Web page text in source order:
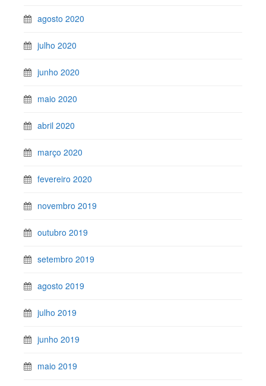
agosto 2020
julho 2020
junho 2020
maio 2020
abril 2020
março 2020
fevereiro 2020
novembro 2019
outubro 2019
setembro 2019
agosto 2019
julho 2019
junho 2019
maio 2019